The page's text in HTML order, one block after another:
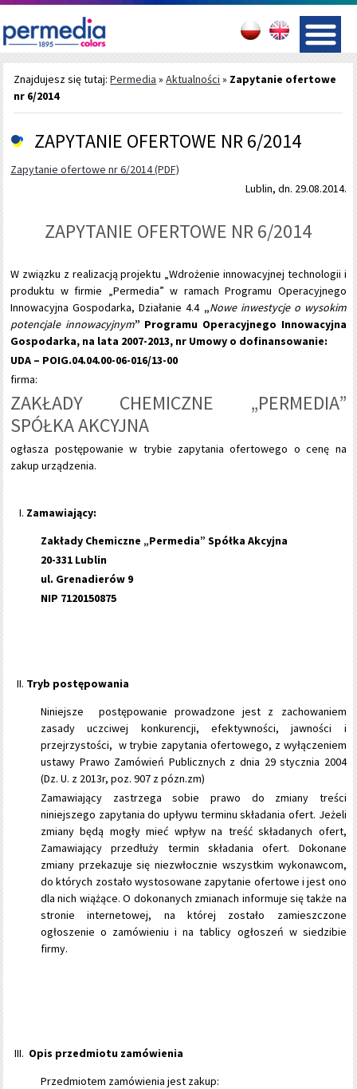
Znajdujesz się tutaj:Permedia »Aktualności » Zapytanie ofertowe
nr 6/2014
ZAPYTANIE OFERTOWE NR 6/2014
Zapytanie ofertowe nr 6/2014 (PDF)
Lublin, dn. 29.08.2014.
ZAPYTANIE OFERTOWE NR 6/2014
W związku z realizacją projektu „Wdrożenie innowacyjnej technologii i
produktu w firmie „Permedia” w ramach Programu Operacyjnego
Innowacyjna Gospodarka, Działanie 4.4 „Nowe inwestycje o wysokim
potencjale innowacyjnym” Programu Operacyjnego Innowacyjna
Gospodarka, na lata 2007-2013, nr Umowy o dofinansowanie:
UDA – POIG.04.04.00-06-016/13-00
firma:
ZAKŁADY CHEMICZNE „PERMEDIA”
SPÓŁKA AKCYJNA
ogłasza postępowanie w trybie zapytania ofertowego o cenę na
zakup urządzenia.
Zamawiający:
Zakłady Chemiczne „Permedia” Spółka Akcyjna
20-331 Lublin
ul. Grenadierów 9
NIP 7120150875
Tryb postępowania
Niniejsze postępowanie prowadzone jest z zachowaniem
zasady uczciwej konkurencji, efektywności, jawności i
przejrzystości, w trybie zapytania ofertowego, z wyłączeniem
ustawy Prawo Zamówień Publicznych z dnia 29 stycznia 2004
(Dz. U. z 2013r, poz. 907 z pózn.zm)
Zamawiający zastrzega sobie prawo do zmiany treści
niniejszego zapytania do upływu terminu składania ofert. Jeżeli
zmiany będą mogły mieć wpływ na treść składanych ofert,
Zamawiający przedłuży termin składania ofert. Dokonane
zmiany przekazuje się niezwłocznie wszystkim wykonawcom,
do których zostało wystosowane zapytanie ofertowe i jest ono
dla nich wiążące. O dokonanych zmianach informuje się także na
stronie internetowej, na której zostało zamieszczone
ogłoszenie o zamówieniu i na tablicy ogłoszeń w siedzibie
firmy.
Opis przedmiotu zamówienia
Przedmiotem zamówienia jest zakup: